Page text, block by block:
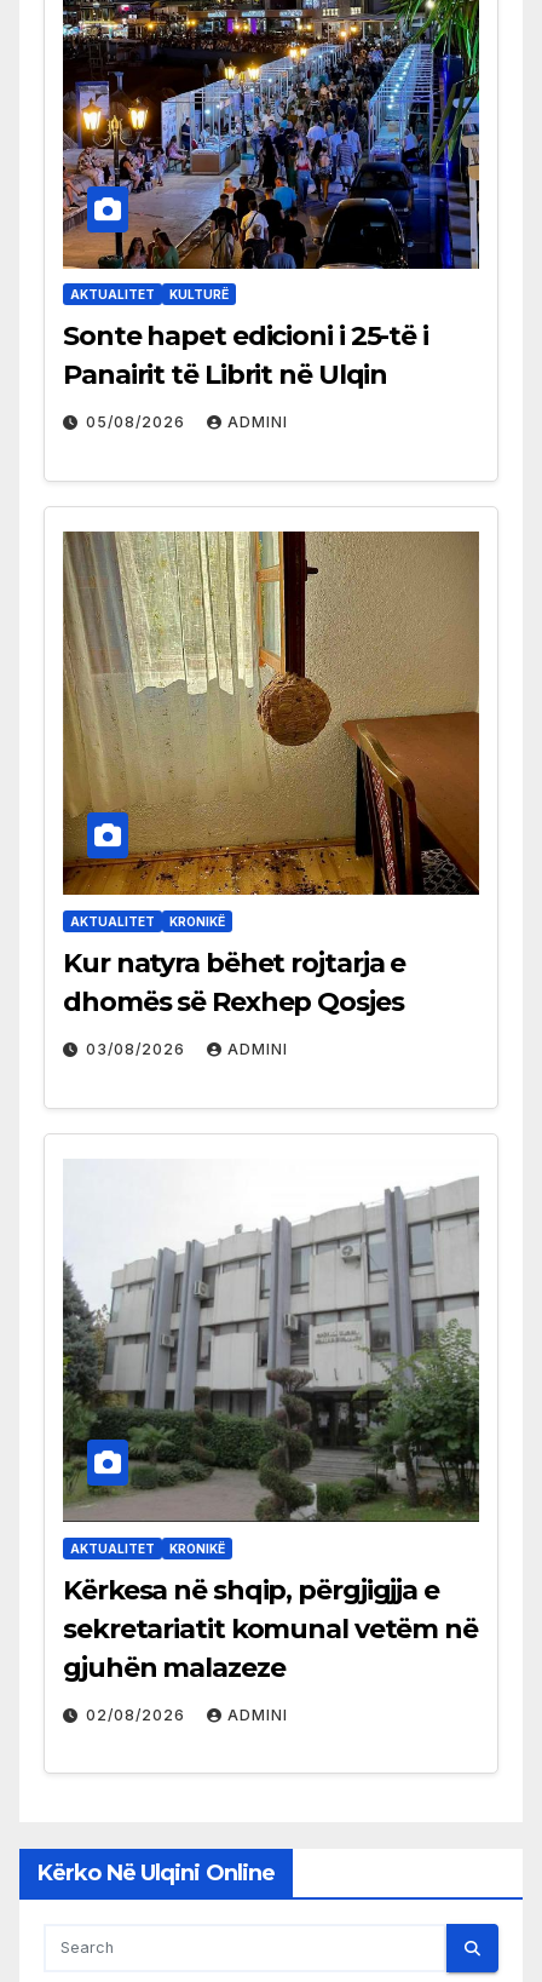
AKTUALITET KULTURË
Sonte hapet edicioni i 25-të i
Panairit të Librit në Ulqin
05/08/2026 ADMINI
AKTUALITET KRONIKË
Kur natyra bëhet rojtarja e
dhomës së Rexhep Qosjes
03/08/2026 ADMINI
AKTUALITET KRONIKË
Kërkesa në shqip, përgjigjja e
sekretariatit komunal vetëm në
gjuhën malazeze
02/08/2026 ADMINI
Kërko Në Ulqini Online